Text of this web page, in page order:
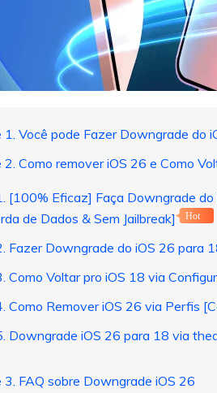
1. Você pode Fazer Downgrade do
2. Como remover iOS 26 e Como
[100% Eficaz] Faça Downgrade
de Dados & Sem Jailbreak]
Hot
Fazer Downgrade do iOS 26 para
Como Voltar pro iOS 18 via
Como Remover iOS 26 via Perfis
Downgrade iOS 26 para 18 via
3. FAQ sobre Downgrade iOS 26